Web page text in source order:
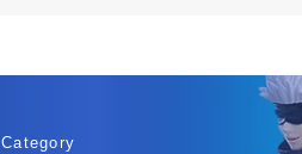
Category